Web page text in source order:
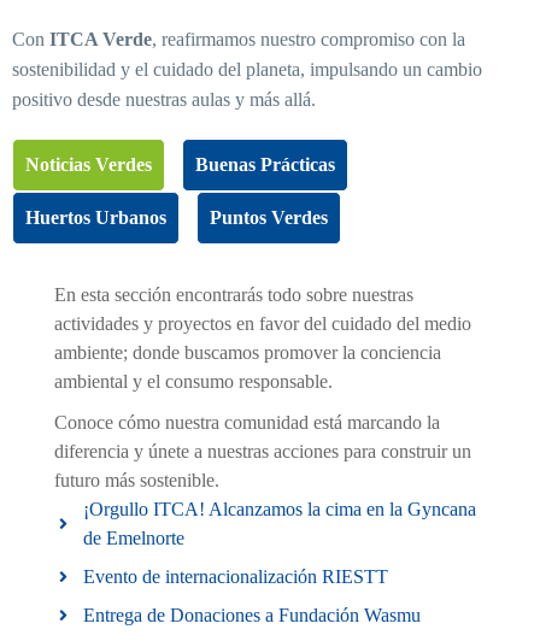
Con ITCA Verde, reafirmamos nuestro compromiso con la
sostenibilidad y el cuidado del planeta, impulsando un cambio
positivo desde nuestras aulas y más allá.
Noticias Verdes Buenas Prácticas
Huertos Urbanos Puntos Verdes
En esta sección encontrarás todo sobre nuestras
actividades y proyectos en favor del cuidado del medio
ambiente; donde buscamos promover la conciencia
ambiental y el consumo responsable.
Conoce cómo nuestra comunidad está marcando la
diferencia y únete a nuestras acciones para construir un
futuro más sostenible.
¡Orgullo ITCA! Alcanzamos la cima en la Gyncana
de Emelnorte
Evento de internacionalización RIESTT
Entrega de Donaciones a Fundación Wasmu